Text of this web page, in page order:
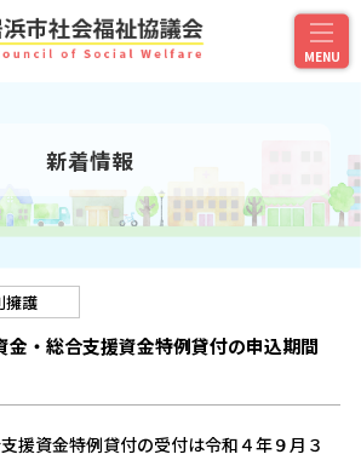
新着情報
擁護
金・総合支援資金特例貸付の申込期間
援資金特例貸付の受付は令和４年９月３